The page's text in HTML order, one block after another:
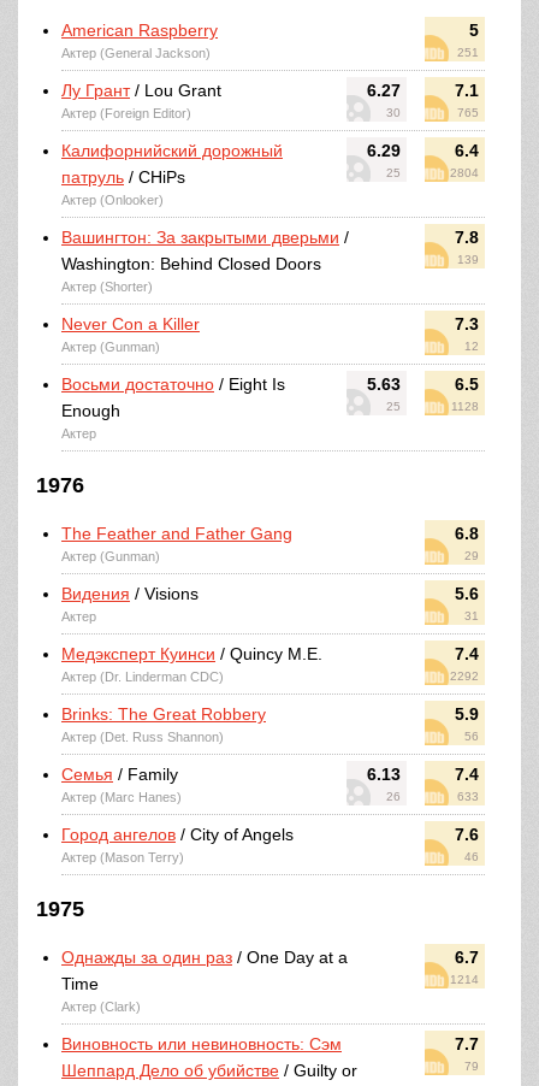
5
251
American Raspberry
Актер (General Jackson)
6.27
30
7.1
765
Лу Грант/ Lou Grant
Актер (Foreign Editor)
6.29
25
6.4
2804
Калифорнийский дорожный
патруль / CHiPs
Актер (Onlooker)
7.8
139
Вашингтон: За закрытыми дверьми /
Washington: Behind Closed Doors
Актер (Shorter)
7.3
12
Never Con a Killer
Актер (Gunman)
5.63
25
6.5
1128
Восьми достаточно / Eight Is
Enough
Актер
1976
6.8
29
The Feather and Father Gang
Актер (Gunman)
5.6
31
Видения / Visions
Актер
7.4
2292
Медэксперт Куинси / Quincy M.E.
Актер (Dr. Linderman CDC)
5.9
56
Brinks: The Great Robbery
Актер (Det. Russ Shannon)
6.13
26
7.4
633
Семья / Family
Актер (Marc Hanes)
7.6
46
Город ангелов / City of Angels
Актер (Mason Terry)
1975
6.7
1214
Однажды за один раз / One Day at a
Time
Актер (Clark)
7.7
79
Виновность или невиновность: Сэм
Шеппард Дело об убийстве / Guilty or